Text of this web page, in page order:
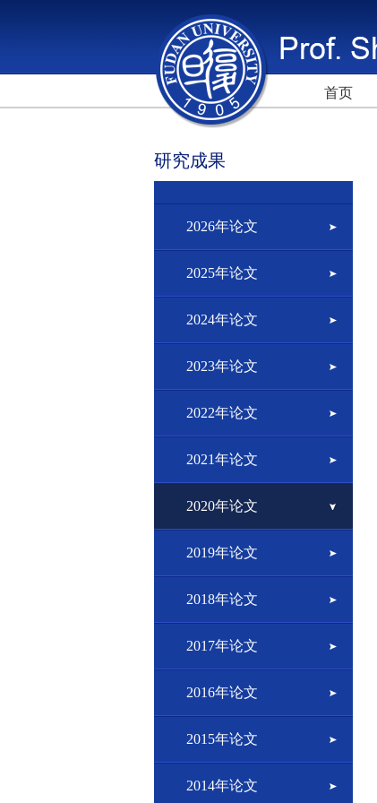
首页
研究成果
2026年论文
2025年论文
2024年论文
2023年论文
2022年论文
2021年论文
2020年论文
2019年论文
2018年论文
2017年论文
2016年论文
2015年论文
2014年论文